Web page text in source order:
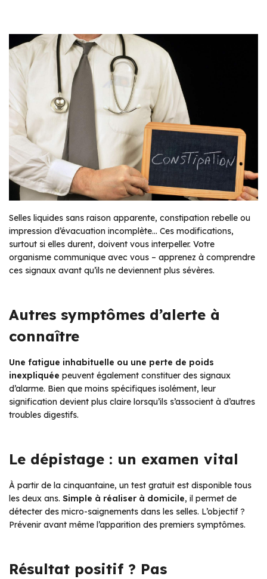
Selles liquides sans raison apparente, constipation rebelle ou
impression d’évacuation incomplète… Ces modifications,
surtout si elles durent, doivent vous interpeller. Votre
organisme communique avec vous – apprenez à comprendre
ces signaux avant qu’ils ne deviennent plus sévères.
Autres symptômes d’alerte à
connaître
Une fatigue inhabituelle ou une perte de poids
inexpliquée peuvent également constituer des signaux
d’alarme. Bien que moins spécifiques isolément, leur
signification devient plus claire lorsqu’ils s’associent à d’autres
troubles digestifs.
Le dépistage : un examen vital
À partir de la cinquantaine, un test gratuit est disponible tous
les deux ans. Simple à réaliser à domicile, il permet de
détecter des micro-saignements dans les selles. L’objectif ?
Prévenir avant même l’apparition des premiers symptômes.
Résultat positif ? Pas